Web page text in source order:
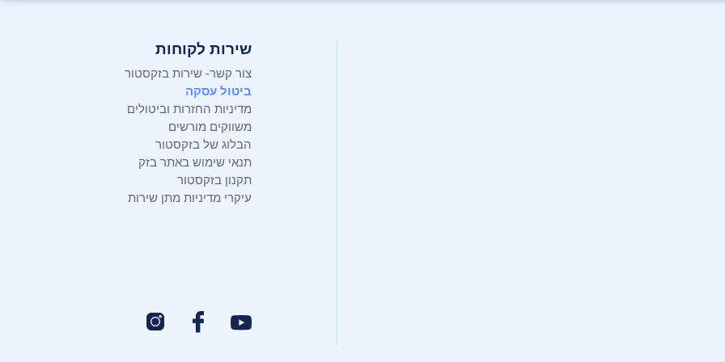
שירות לקוחות
צור קשר- שירות בזקסטור
ביטול עסקה
מדיניות החזרות וביטולים
משווקים מורשים
הבלוג של בזקסטור
תנאי שימוש באתר בזק
תקנון בזקסטור
עיקרי מדיניות מתן שירות